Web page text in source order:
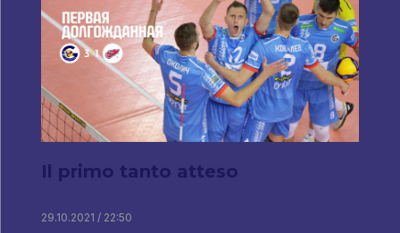
Il primo tanto atteso
29.10.2021 / 22:50